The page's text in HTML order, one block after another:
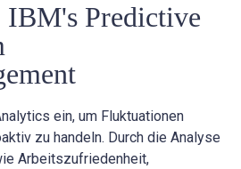
IBM's Predictive
ein, um Fluktuationen
zu handeln. Durch die Analyse
Arbeitszufriedenheit,